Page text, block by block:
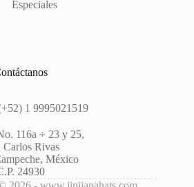
Especiales
1 9995021519
116a ÷ 23 y 25,
Carlos Rivas
México
24930